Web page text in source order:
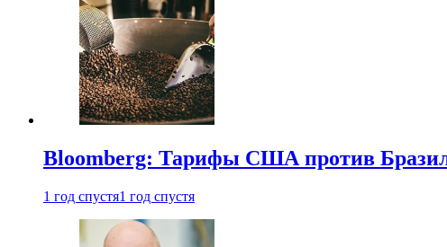
Bloomberg: Тарифы США против
1 год спустя1 год спустя